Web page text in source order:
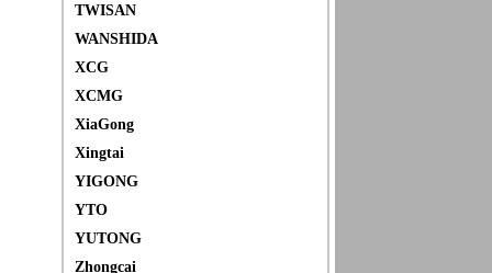
TWISAN
WANSHIDA
XCG
XCMG
XiaGong
Xingtai
YIGONG
YTO
YUTONG
Zhongcai